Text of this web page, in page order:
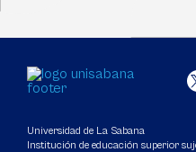
Universidad de La Sabana
Institución de educación superior